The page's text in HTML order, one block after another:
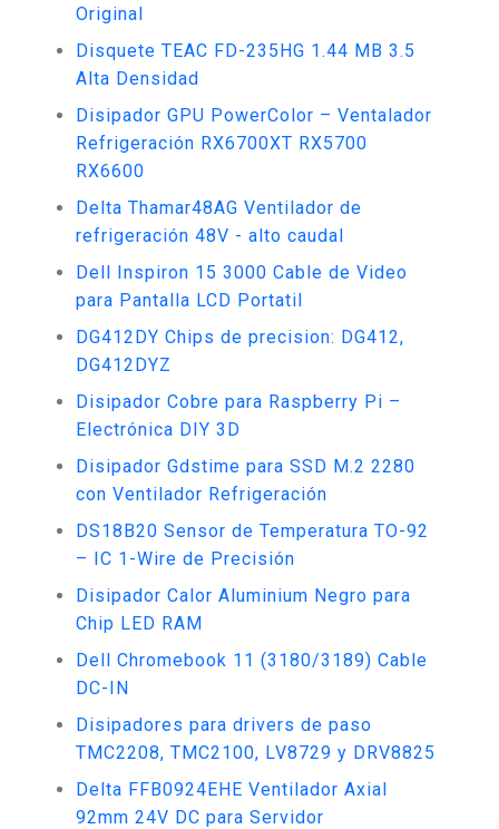
Original
Disquete TEAC FD-235HG 1.44 MB 3.5
Alta Densidad
Disipador GPU PowerColor – Ventalador
Refrigeración RX6700XT RX5700
RX6600
Delta Thamar48AG Ventilador de
refrigeración 48V - alto caudal
Dell Inspiron 15 3000 Cable de Video
para Pantalla LCD Portatil
DG412DY Chips de precision: DG412,
DG412DYZ
Disipador Cobre para Raspberry Pi –
Electrónica DIY 3D
Disipador Gdstime para SSD M.2 2280
con Ventilador Refrigeración
DS18B20 Sensor de Temperatura TO-92
– IC 1-Wire de Precisión
Disipador Calor Aluminium Negro para
Chip LED RAM
Dell Chromebook 11 (3180/3189) Cable
DC-IN
Disipadores para drivers de paso
TMC2208, TMC2100, LV8729 y DRV8825
Delta FFB0924EHE Ventilador Axial
92mm 24V DC para Servidor